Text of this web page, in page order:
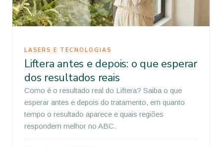
LASERS E TECNOLOGIAS
Liftera antes e depois: o que esperar
dos resultados reais
Como é o resultado real do Liftera? Saiba o que
esperar antes e depois do tratamento, em quanto
tempo o resultado aparece e quais regiões
respondem melhor no ABC.